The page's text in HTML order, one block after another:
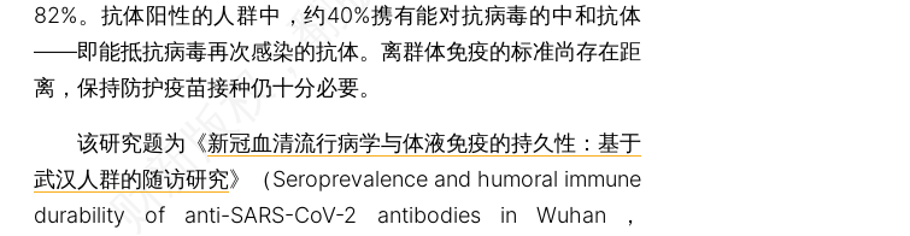
82%。抗体阳性的人群中，约40%携有能对抗病毒的中和抗体
——即能抵抗病毒再次感染的抗体。离群体免疫的标准尚存在距
离，保持防护疫苗接种仍十分必要。
该研究题为《新冠血清流行病学与体液免疫的持久性：基于
武汉人群的随访研究》（Seroprevalence and humoral immune
durability of anti-SARS-CoV-2 antibodies in Wuhan，